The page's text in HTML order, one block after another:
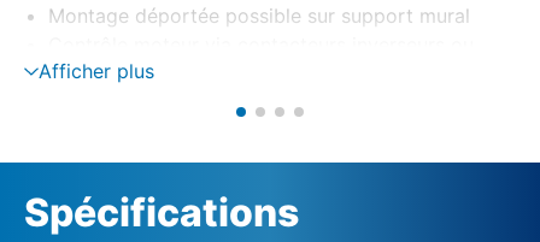
Montage déportée possible sur support mural
thyristors (option)
Surveillance de phase avec correction de phase
Alimentation externe 24 V DC (option)
Afficher plus
Spécifications